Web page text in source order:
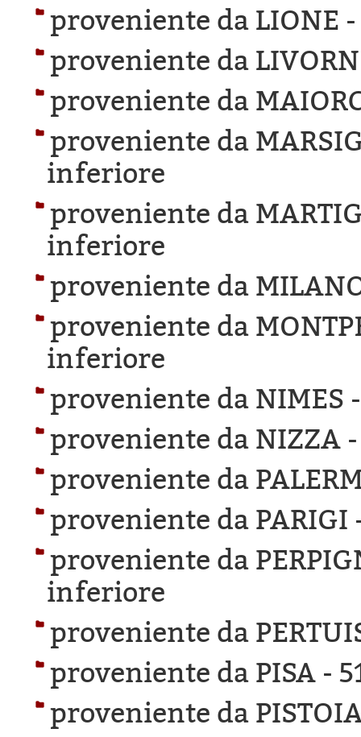
proveniente da LIONE
proveniente da
proveniente da
proveniente da
inferiore
proveniente da
inferiore
proveniente da
proveniente da
inferiore
proveniente da NIMES
proveniente da NIZZA
proveniente da
proveniente da PARIGI
proveniente da
inferiore
proveniente da
proveniente da PISA -
proveniente da